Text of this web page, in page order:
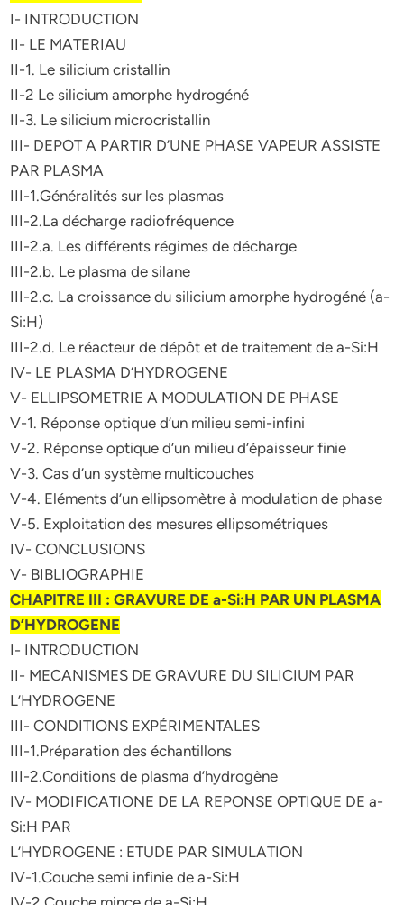
I- INTRODUCTION
II- LE MATERIAU
II-1. Le silicium cristallin
II-2 Le silicium amorphe hydrogéné
II-3. Le silicium microcristallin
III- DEPOT A PARTIR D’UNE PHASE VAPEUR ASSISTE
PAR PLASMA
III-1.Généralités sur les plasmas
III-2.La décharge radiofréquence
III-2.a. Les différents régimes de décharge
III-2.b. Le plasma de silane
III-2.c. La croissance du silicium amorphe hydrogéné (a-
Si:H)
III-2.d. Le réacteur de dépôt et de traitement de a-Si:H
IV- LE PLASMA D’HYDROGENE
V- ELLIPSOMETRIE A MODULATION DE PHASE
V-1. Réponse optique d’un milieu semi-infini
V-2. Réponse optique d’un milieu d’épaisseur finie
V-3. Cas d’un système multicouches
V-4. Eléments d’un ellipsomètre à modulation de phase
V-5. Exploitation des mesures ellipsométriques
IV- CONCLUSIONS
V- BIBLIOGRAPHIE
CHAPITRE III : GRAVURE DE a-Si:H PAR UN PLASMA
D’HYDROGENE
I- INTRODUCTION
II- MECANISMES DE GRAVURE DU SILICIUM PAR
L’HYDROGENE
III- CONDITIONS EXPÉRIMENTALES
III-1.Préparation des échantillons
III-2.Conditions de plasma d’hydrogène
IV- MODIFICATIONE DE LA REPONSE OPTIQUE DE a-
Si:H PAR
L’HYDROGENE : ETUDE PAR SIMULATION
IV-1.Couche semi infinie de a-Si:H